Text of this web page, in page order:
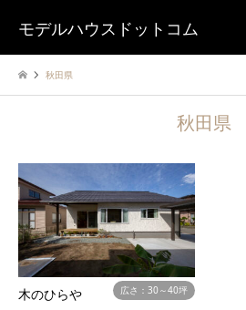
モデルハウスドットコム
秋田県
秋田県
木のひらや 広さ：30～40坪